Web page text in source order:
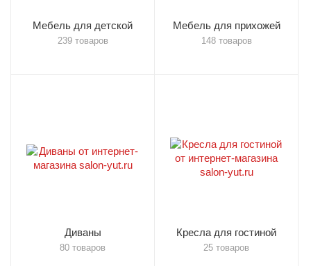
Мебель для детской
239 товаров
Мебель для прихожей
148 товаров
Диваны
80 товаров
Кресла для гостиной
25 товаров